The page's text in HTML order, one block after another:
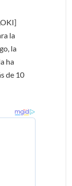
la
la
ha
de 10